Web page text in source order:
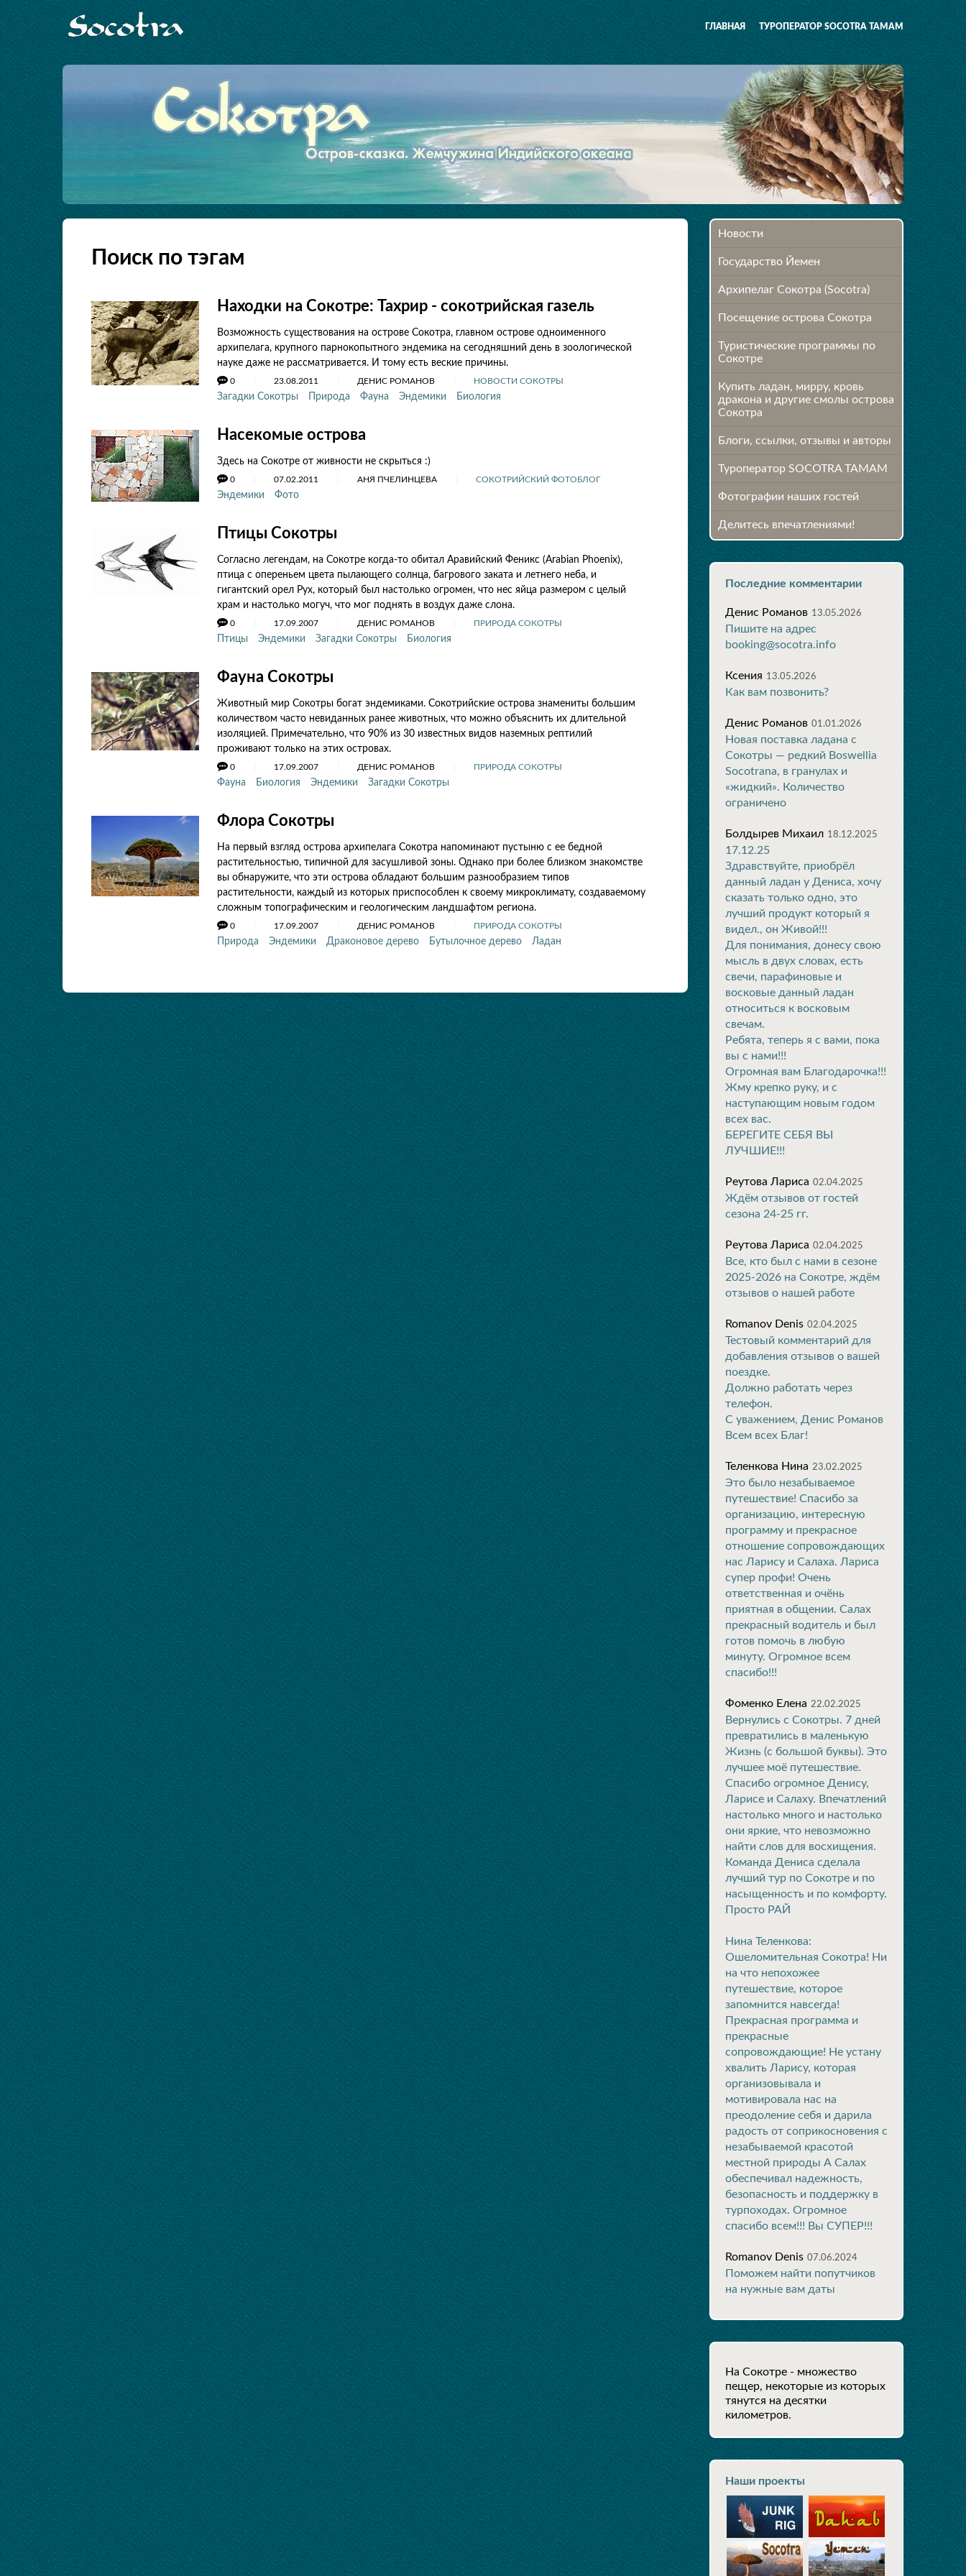
ГЛАВНАЯ ТУРОПЕРАТОР SOCOTRA TAMAM
Поиск по тэгам
Находки на Сокотре: Тахрир - сокотрийская газель
Возможность существования на острове Сокотра, главном острове одноименного
архипелага, крупного парнокопытного эндемика на сегодняшний день в зоологической
науке даже не рассматривается. И тому есть веские причины.
0 23.08.2011 ДЕНИС РОМАНОВ НОВОСТИ СОКОТРЫ
Загадки Сокотры Природа Фауна Эндемики Биология
Насекомые острова
Здесь на Сокотре от живности не скрыться :)
0 07.02.2011 АНЯ ПЧЕЛИНЦЕВА СОКОТРИЙСКИЙ ФОТОБЛОГ
Эндемики Фото
Птицы Сокотры
Согласно легендам, на Сокотре когда-то обитал Аравийский Феникс (Arabian Phoenix),
птица с опереньем цвета пылающего солнца, багрового заката и летнего неба, и
гигантский орел Рух, который был настолько огромен, что нес яйца размером с целый
храм и настолько могуч, что мог поднять в воздух даже слона.
0 17.09.2007 ДЕНИС РОМАНОВ ПРИРОДА СОКОТРЫ
Птицы Эндемики Загадки Сокотры Биология
Фауна Сокотры
Животный мир Сокотры богат эндемиками. Сокотрийские острова знамениты большим
количеством часто невиданных ранее животных, что можно объяснить их длительной
изоляцией. Примечательно, что 90% из 30 известных видов наземных рептилий
проживают только на этих островах.
0 17.09.2007 ДЕНИС РОМАНОВ ПРИРОДА СОКОТРЫ
Фауна Биология Эндемики Загадки Сокотры
Флора Сокотры
На первый взгляд острова архипелага Cокотра напоминают пустыню с ее бедной
растительностью, типичной для засушливой зоны. Однако при более близком знакомстве
вы обнаружите, что эти острова обладают большим разнообразием типов
растительности, каждый из которых приспособлен к своему микроклимату, создаваемому
сложным топографическим и геологическим ландшафтом региона.
0 17.09.2007 ДЕНИС РОМАНОВ ПРИРОДА СОКОТРЫ
Природа Эндемики Драконовое дерево Бутылочное дерево Ладан
Новости
Государство Йемен
Архипелаг Сокотра (Socotra)
Посещение острова Cокотра
Туристические программы по
Сокотре
Купить ладан, мирру, кровь
дракона и другие смолы острова
Сокотра
Блоги, ссылки, отзывы и авторы
Туроператор SOCOTRA TAMAM
Фотографии наших гостей
Делитесь впечатлениями!
Последние комментарии
Денис Романов 13.05.2026
Пишите на адрес
booking@socotra.info
Ксения 13.05.2026
Как вам позвонить?
Денис Романов 01.01.2026
Новая поставка ладана с
Сокотры — редкий Boswellia
Socotrana, в гранулах и
«жидкий». Количество
ограничено
Болдырев Михаил 18.12.2025
17.12.25
Здравствуйте, приобрёл
данный ладан у Дениса, хочу
сказать только одно, это
лучший продукт который я
видел., он Живой!!!
Для понимания, донесу свою
мысль в двух словах, есть
свечи, парафиновые и
восковые данный ладан
относиться к восковым
свечам.
Ребята, теперь я с вами, пока
вы с нами!!!
Огромная вам Благодарочка!!!
Жму крепко руку, и с
наступающим новым годом
всех вас.
БЕРЕГИТЕ СЕБЯ ВЫ
ЛУЧШИЕ!!!
Реутова Лариса 02.04.2025
Ждём отзывов от гостей
сезона 24-25 гг.
Реутова Лариса 02.04.2025
Все, кто был с нами в сезоне
2025-2026 на Сокотре, ждём
отзывов о нашей работе
Romanov Denis 02.04.2025
Тестовый комментарий для
добавления отзывов о вашей
поездке.
Должно работать через
телефон.
С уважением, Денис Романов
Всем всех Благ!
Теленкова Нина 23.02.2025
Это было незабываемое
путешествие! Спасибо за
организацию, интересную
программу и прекрасное
отношение сопровождающих
нас Ларису и Салаха. Лариса
супер профи! Очень
ответственная и очёнь
приятная в общении. Салах
прекрасный водитель и был
готов помочь в любую
минуту. Огромное всем
спасибо!!!
Фоменко Елена 22.02.2025
Вернулись с Сокотры. 7 дней
превратились в маленькую
Жизнь (с большой буквы). Это
лучшее моё путешествие.
Спасибо огромное Денису,
Ларисе и Салаху. Впечатлений
настолько много и настолько
они яркие, что невозможно
найти слов для восхищения.
Команда Дениса сделала
лучший тур по Сокотре и по
насыщенность и по комфорту.
Просто РАЙ
Нина Теленкова:
Ошеломительная Сокотра! Ни
на что непохожее
путешествие, которое
запомнится навсегда!
Прекрасная программа и
прекрасные
сопровождающие! Не устану
хвалить Ларису, которая
организовывала и
мотивировала нас на
преодоление себя и дарила
радость от соприкосновения с
незабываемой красотой
местной природы А Салах
обеспечивал надежность,
безопасность и поддержку в
турпоходах. Огромное
спасибо всем!!! Вы СУПЕР!!!
Romanov Denis 07.06.2024
Поможем найти попутчиков
на нужные вам даты
На Сокотре - множество
пещер, некоторые из которых
тянутся на десятки
километров.
Наши проекты